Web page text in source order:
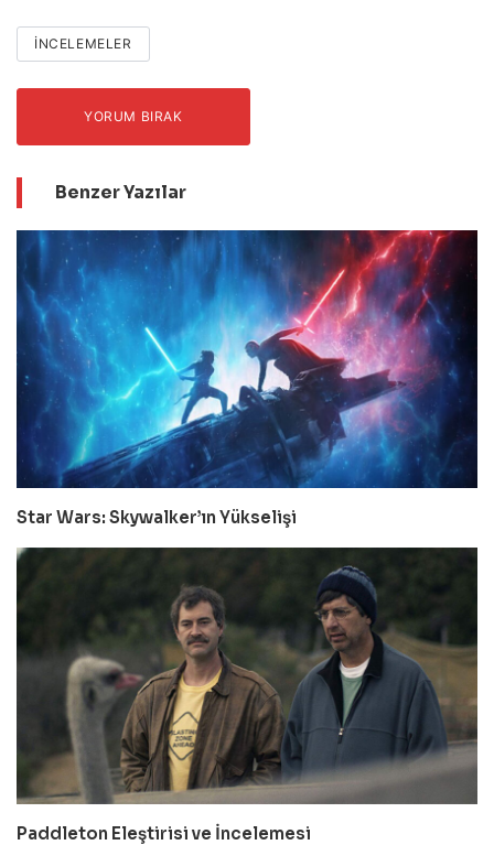
İNCELEMELER
YORUM BIRAK
Benzer Yazılar
Star Wars: Skywalker’ın Yükselişi
Paddleton Eleştirisi ve İncelemesi